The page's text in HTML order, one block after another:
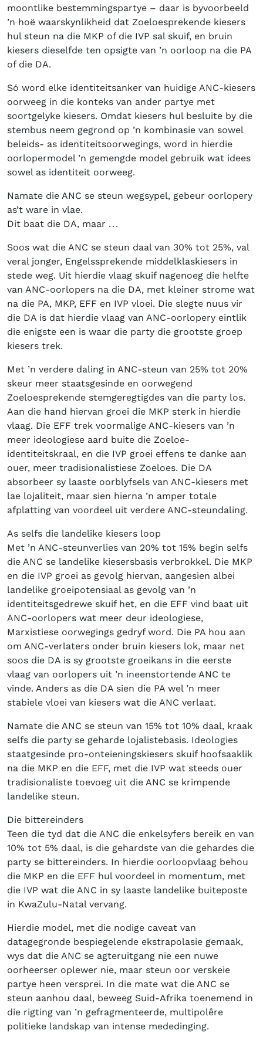
moontlike bestemmingspartye – daar is byvoorbeeld
’n hoë waarskynlikheid dat Zoeloesprekende kiesers
hul steun na die MKP of die IVP sal skuif, en bruin
kiesers dieselfde ten opsigte van ’n oorloop na die PA
of die DA.
Só word elke identiteitsanker van huidige ANC-kiesers
oorweeg in die konteks van ander partye met
soortgelyke kiesers. Omdat kiesers hul besluite by die
stembus neem gegrond op ’n kombinasie van sowel
beleids- as identiteitsoorwegings, word in hierdie
oorlopermodel ’n gemengde model gebruik wat idees
sowel as identiteit oorweeg.
Namate die ANC se steun wegsypel, gebeur oorlopery
as’t ware in vlae.
Dit baat die DA, maar . . .
Soos wat die ANC se steun daal van 30% tot 25%, val
veral jonger, Engelssprekende middelklaskiesers in
stede weg. Uit hierdie vlaag skuif nagenoeg die helfte
van ANC-oorlopers na die DA, met kleiner strome wat
na die PA, MKP, EFF en IVP vloei. Die slegte nuus vir
die DA is dat hierdie vlaag van ANC-oorlopery eintlik
die enigste een is waar die party die grootste groep
kiesers trek.
Met ’n verdere daling in ANC-steun van 25% tot 20%
skeur meer staatsgesinde en oorwegend
Zoeloesprekende stemgeregtigdes van die party los.
Aan die hand hiervan groei die MKP sterk in hierdie
vlaag. Die EFF trek voormalige ANC-kiesers van ’n
meer ideologiese aard buite die Zoeloe-
identiteitskraal, en die IVP groei effens te danke aan
ouer, meer tradisionalistiese Zoeloes. Die DA
absorbeer sy laaste oorblyfsels van ANC-kiesers met
lae lojaliteit, maar sien hierna ’n amper totale
afplatting van voordeel uit verdere ANC-steundaling.
As selfs die landelike kiesers loop
Met ’n ANC-steunverlies van 20% tot 15% begin selfs
die ANC se landelike kiesersbasis verbrokkel. Die MKP
en die IVP groei as gevolg hiervan, aangesien albei
landelike groeipotensiaal as gevolg van ’n
identiteitsgedrewe skuif het, en die EFF vind baat uit
ANC-oorlopers wat meer deur ideologiese,
Marxistiese oorwegings gedryf word. Die PA hou aan
om ANC-verlaters onder bruin kiesers lok, maar net
soos die DA is sy grootste groeikans in die eerste
vlaag van oorlopers uit ’n ineenstortende ANC te
vinde. Anders as die DA sien die PA wel ’n meer
stabiele vloei van kiesers wat die ANC verlaat.
Namate die ANC se steun van 15% tot 10% daal, kraak
selfs die party se geharde lojalistebasis. Ideologies
staatgesinde pro-onteieningskiesers skuif hoofsaaklik
na die MKP en die EFF, met die IVP wat steeds ouer
tradisionaliste toevoeg uit die ANC se krimpende
landelike steun.
Die bittereinders
Teen die tyd dat die ANC die enkelsyfers bereik en van
10% tot 5% daal, is die gehardste van die gehardes die
party se bittereinders. In hierdie oorloopvlaag behou
die MKP en die EFF hul voordeel in momentum, met
die IVP wat die ANC in sy laaste landelike buiteposte
in KwaZulu-Natal vervang.
Hierdie model, met die nodige caveat van
datagegronde bespiegelende ekstrapolasie gemaak,
wys dat die ANC se agteruitgang nie een nuwe
oorheerser oplewer nie, maar steun oor verskeie
partye heen versprei. In die mate wat die ANC se
steun aanhou daal, beweeg Suid-Afrika toenemend in
die rigting van ’n gefragmenteerde, multipolêre
politieke landskap van intense mededinging.